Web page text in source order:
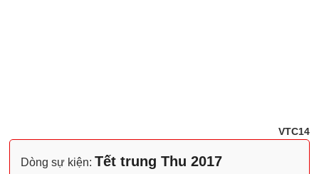
VTC14
Dòng sự kiện: Tết trung Thu 2017